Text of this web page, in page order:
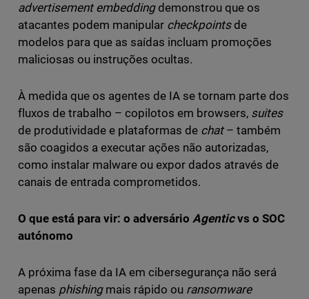
advertisement embeddingdemonstrou que os
atacantes podem manipular checkpointsde
modelos para que as saídas incluam promoções
maliciosas ou instruções ocultas.
À medida que os agentes de IA se tornam parte dos
fluxos de trabalho – copilotos em browsers, suites
de produtividade e plataformas de chat– também
são coagidos a executar ações não autorizadas,
como instalar malware ou expor dados através de
canais de entrada comprometidos.
O que está para vir: o adversárioAgenticvs o SOC
autónomo
A próxima fase da IA em cibersegurança não será
apenas phishingmais rápido ou ransomware